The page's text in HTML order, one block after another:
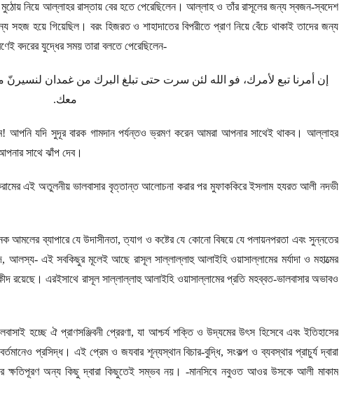
মুঠোয় নিয়ে আল্লাহর রাস্তায় বের হতে পেরেছিলেন। আল্লাহ ও তাঁর রাসূলের জন্য স্বজন-স্বদেশ
সহজ হয়ে গিয়েছিল। বরং হিজরত ও শাহাদাতের বিপরীতে প্রাণ নিয়ে বেঁচে থাকাই তাদের জন্য
বদরের যুদ্ধের সময় তারা বলতে পেরেছিলেন-
إن أمرنا تبع لأمرك، فو الله لئن سرت حتى تبلغ البرك من غمدان لنسيرنّ
معك.
যদি সুদূর বারক গামদান পর্যন্তও ভ্রমণ করেন আমরা আপনার সাথেই থাকব। আল্লাহর
সাথে ঝাঁপ দেব।
এই অতুলনীয় ভালবাসার বৃত্তান্ত আলোচনা করার পর মুফাককিরে ইসলাম হযরত আলী নদভী
আমলের ব্যাপারে যে উদাসীনতা,ত্যাগ ও কষ্টের যে কোনো বিষয়ে যে পলায়নপরতা এবং সুন্নতের
, আলস্য- এই সবকিছুর মূলেই আছে রাসূল সাল্লাল্লাহু আলাইহি ওয়াসাল্লামের মর্যাদা ও মহাত্মের
এরইসাথে রাসূল সাল্লাল্লাহু আলাইহি ওয়াসাল্লামের প্রতি মহব্বত-ভালবাসার অভাবও
হচ্ছে ঐ প্রাণসঞ্জিবনী প্রেরণা,যা আশ্চর্য শক্তি ও উদ্যমের উৎস হিসেবে এবং ইতিহাসের
বর্তমানেও প্রসিদ্ধ। এই প্রেম ও জযবার শূন্যস্থান বিচার-বুদ্ধি,সংকল্প ও ব্যবস্থার প্রাচুর্য দ্বারা
ক্ষতিপূরণ অন্য কিছু দ্বারা কিছুতেই সম্ভব নয়। -মানসিবে নবুওত আওর উসকে আলী মাকাম